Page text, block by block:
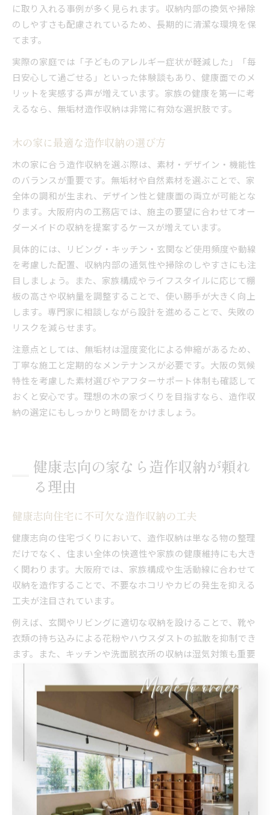
に取り入れる事例が多く見られます。収納内部の換気や掃除
のしやすさも配慮されているため、長期的に清潔な環境を保
てます。
実際の家庭では「子どものアレルギー症状が軽減した」「毎
日安心して過ごせる」といった体験談もあり、健康面でのメ
リットを実感する声が増えています。家族の健康を第一に考
えるなら、無垢材造作収納は非常に有効な選択肢です。
木の家に最適な造作収納の選び方
木の家に合う造作収納を選ぶ際は、素材・デザイン・機能性
のバランスが重要です。無垢材や自然素材を選ぶことで、家
全体の調和が生まれ、デザイン性と健康面の両立が可能とな
ります。大阪府内の工務店では、施主の要望に合わせてオー
ダーメイドの収納を提案するケースが増えています。
具体的には、リビング・キッチン・玄関など使用頻度や動線
を考慮した配置、収納内部の通気性や掃除のしやすさにも注
目しましょう。また、家族構成やライフスタイルに応じて棚
板の高さや収納量を調整することで、使い勝手が大きく向上
します。専門家に相談しながら設計を進めることで、失敗の
リスクを減らせます。
注意点としては、無垢材は湿度変化による伸縮があるため、
丁寧な施工と定期的なメンテナンスが必要です。大阪の気候
特性を考慮した素材選びやアフターサポート体制も確認して
おくと安心です。理想の木の家づくりを目指すなら、造作収
納の選定にもしっかりと時間をかけましょう。
健康志向の家なら造作収納が頼れ
る理由
健康志向住宅に不可欠な造作収納の工夫
健康志向の住宅づくりにおいて、造作収納は単なる物の整理
だけでなく、住まい全体の快適性や家族の健康維持にも大き
く関わります。大阪府では、家族構成や生活動線に合わせて
収納を造作することで、不要なホコリやカビの発生を抑える
工夫が注目されています。
例えば、玄関やリビングに適切な収納を設けることで、靴や
衣類の持ち込みによる花粉やハウスダストの拡散を抑制でき
ます。また、キッチンや洗面脱衣所の収納は湿気対策も重要
の工夫が、健康志向住宅の基本となります。
実際に大阪の工務店では、無垢材を使った収納や、手の届き
やすい位置での設置など、毎日の片付けを習慣化しやすい工
夫が多く取り入れられています。収納計画を立てる際は、家
族の成長やライフスタイルの変化も見越して設計することが
ポイントです。
造作収納が家族の健康を支える仕組み